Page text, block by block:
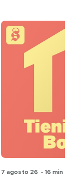
7 agosto 26 - 16 min